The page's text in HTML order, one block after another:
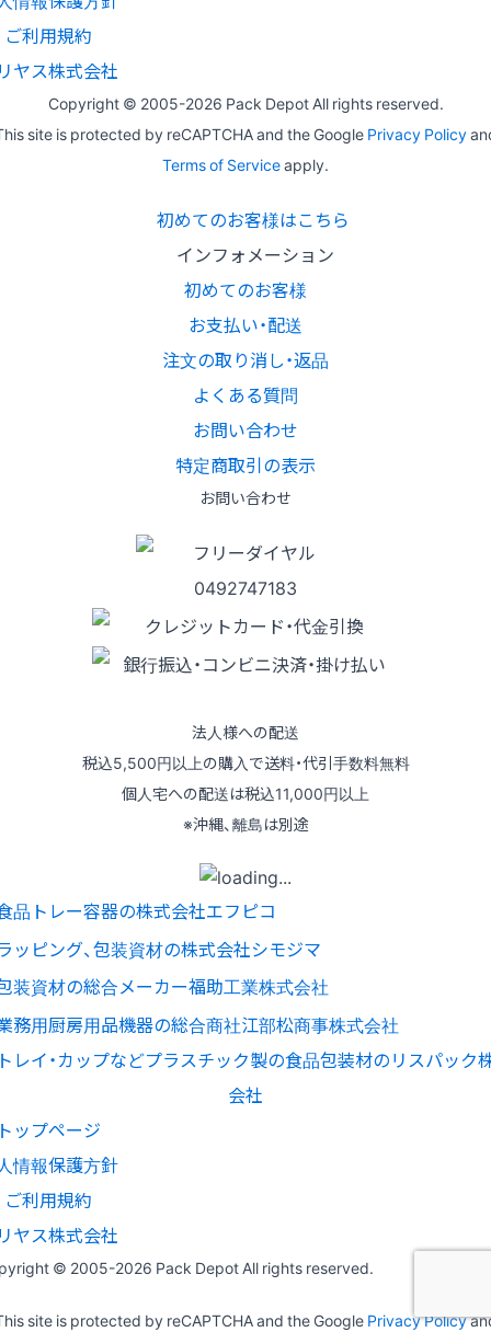
ご利用規約
ヤス株式会社
Copyright © 2005-2026 Pack Depot All rights reserved.
site is protected by reCAPTCHA and the Google Privacy Policy
Terms of Serviceapply.
初めてのお客様はこちら
インフォメーション
初めてのお客様
お支払い・配送
注文の取り消し・返品
よくある質問
お問い合わせ
特定商取引の表示
お問い合わせ
法人様への配送
税込5,500円以上の購入で送料・代引手数料無料
個人宅への配送は税込11,000円以上
※沖縄、離島は別途
ップページ
情報保護方針
ご利用規約
ヤス株式会社
© 2005-2026 Pack Depot All rights reserved.
site is protected by reCAPTCHA and the Google Privacy Policy